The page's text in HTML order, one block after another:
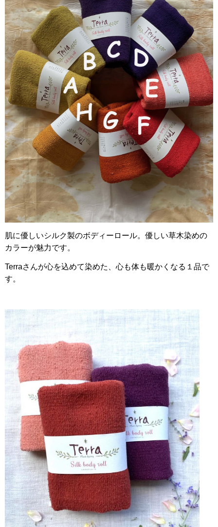
肌に優しいシルク製のボディーロール。優しい草木染めの
カラーが魅力です。
Terraさんが心を込めて染めた、心も体も暖かくなる１品で
す。